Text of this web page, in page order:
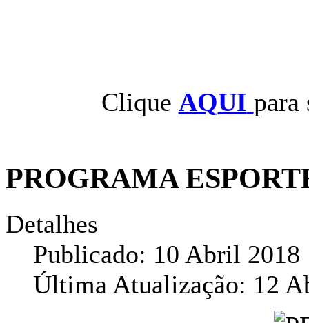
Clique AQUI para
PROGRAMA
Detalhes
Publicado: 10 Abril 2018
Última Atualização: 12